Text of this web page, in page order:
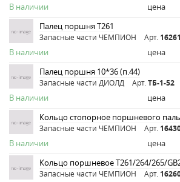
В наличии цена
Палец поршня Т261
Запасные части ЧЕМПИОН Арт.
В наличии цена
Палец поршня 10*36 (п.44)
Запасные части ДИОЛД Арт. ТБ-1-52
В наличии цена
Кольцо стопорное поршневого
Запасные части ЧЕМПИОН Арт.
В наличии цена
Кольцо поршневое Т261/264/265/
Запасные части ЧЕМПИОН Арт.